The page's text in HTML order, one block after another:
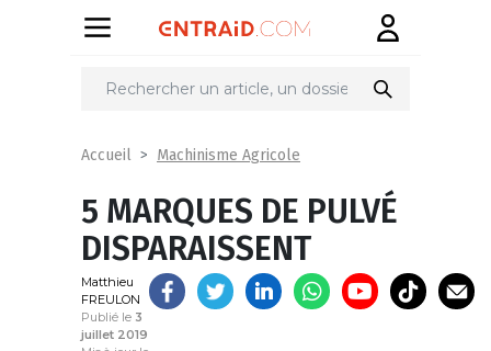
Partager
Accueil Machinisme Agricole
5 MARQUES DE PULVÉ
DISPARAISSENT
Matthieu
FREULON
Publié le 3
juillet 2019